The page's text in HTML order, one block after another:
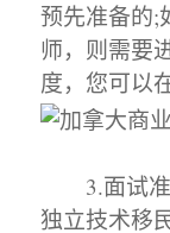
预先准备的;
师，则需要
度，您可以
3.面试准
独立技术移